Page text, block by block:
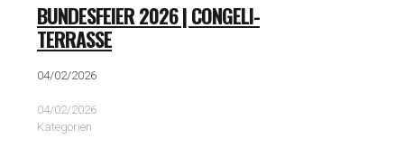
BUNDESFEIER 2026 | CONGELI-
TERRASSE
04/02/2026
04/02/2026
Kategorien